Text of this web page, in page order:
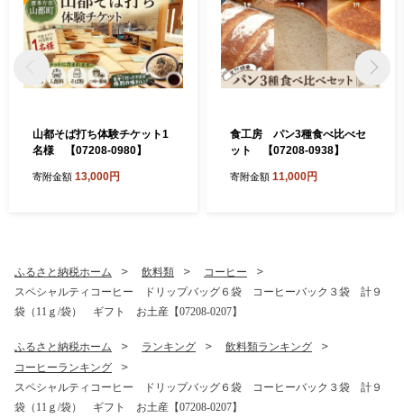
山都そば打ち体験チケット1
名様 【07208-0980】
寄附金額 13,000円
食工房 パン3種食べ比べセ
ット 【07208-0938】
寄附金額 11,000円
ふるさと納税ホーム 飲料類
コーヒー
スペシャルティコーヒー ドリップバッグ６袋 コーヒーバック３袋 計９
袋（11ｇ/袋） ギフト お土産【07208-0207】
ふるさと納税ホーム ランキング
飲料類ランキング
コーヒーランキング
スペシャルティコーヒー ドリップバッグ６袋 コーヒーバック３袋 計９
袋（11ｇ/袋） ギフト お土産【07208-0207】